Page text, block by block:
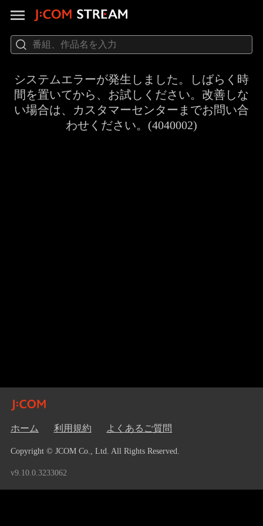
システムエラーが発生しました。しばらく時
間を置いてから、お試しください。改善しな
い場合は、カスタマーセンターまでお問い合
わせください。(4040002)
ホーム 利用規約 よくあるご質問
Copyright © JCOM Co., Ltd. All Rights Reserved.
v9.10.0.3233062